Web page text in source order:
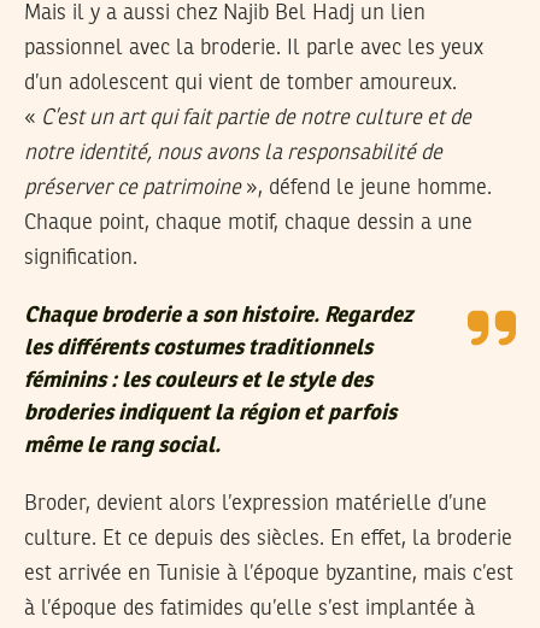
Mais il y a aussi chez Najib Bel Hadj un lien
passionnel avec la broderie. Il parle avec les yeux
d’un adolescent qui vient de tomber amoureux.
« C’est un art qui fait partie de notre culture et de
notre identité, nous avons la responsabilité de
préserver ce patrimoine», défend le jeune homme.
Chaque point, chaque motif, chaque dessin a une
signification.
Chaque broderie a son histoire. Regardez
les différents costumes traditionnels
féminins : les couleurs et le style des
broderies indiquent la région et parfois
même le rang social.
Broder, devient alors l’expression matérielle d’une
culture. Et ce depuis des siècles. En effet, la broderie
est arrivée en Tunisie à l’époque byzantine, mais c’est
à l’époque des fatimides qu’elle s’est implantée à